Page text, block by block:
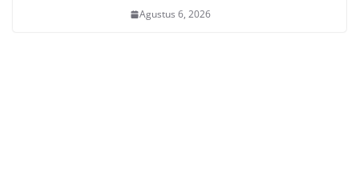
Agustus 6, 2026